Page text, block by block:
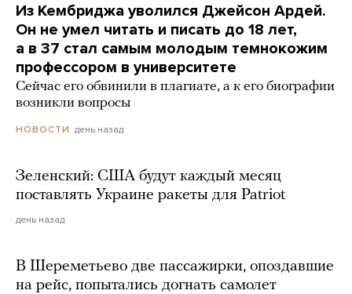
Из Кембриджа уволился Джейсон Ардей.
Он не умел читать и писать до 18 лет,
а в 37 стал самым молодым темнокожим
профессором в университете
Сейчас его обвинили в плагиате, а к его биографии
возникли вопросы
НОВОСТИ день назад
Зеленский: США будут каждый месяц
поставлять Украине ракеты для Patriot
день назад
В Шереметьево две пассажирки, опоздавшие
на рейс, попытались догнать самолет